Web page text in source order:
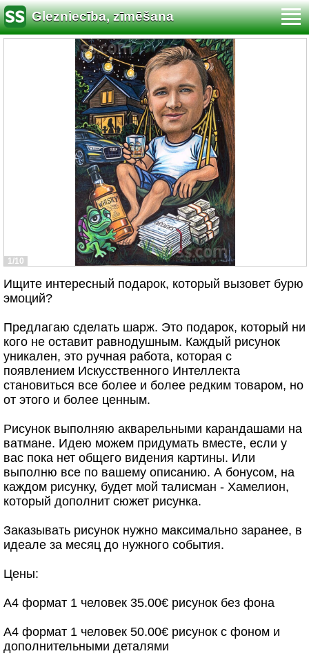
Glezniecība, zīmēšana
1/10
Ищите интересный подарок, который вызовет бурю
эмоций?
Предлагаю сделать шарж. Это подарок, который ни
кого не оставит равнодушным. Каждый рисунок
уникален, это ручная работа, которая с
появлением Искусственного Интеллекта
становиться все более и более редким товаром, но
от этого и более ценным.
Рисунок выполняю акварельными карандашами на
ватмане. Идею можем придумать вместе, если у
вас пока нет общего видения картины. Или
выполню все по вашему описанию. А бонусом, на
каждом рисунку, будет мой талисман - Хамелион,
который дополнит сюжет рисунка.
Заказывать рисунок нужно максимально заранее, в
идеале за месяц до нужного события.
Цены:
А4 формат 1 человек 35.00€ рисунок без фона
А4 формат 1 человек 50.00€ рисунок с фоном и
дополнительными деталями